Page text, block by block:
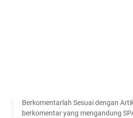
Berkomentarlah Sesuai dengan
berkomentar yang mengandung